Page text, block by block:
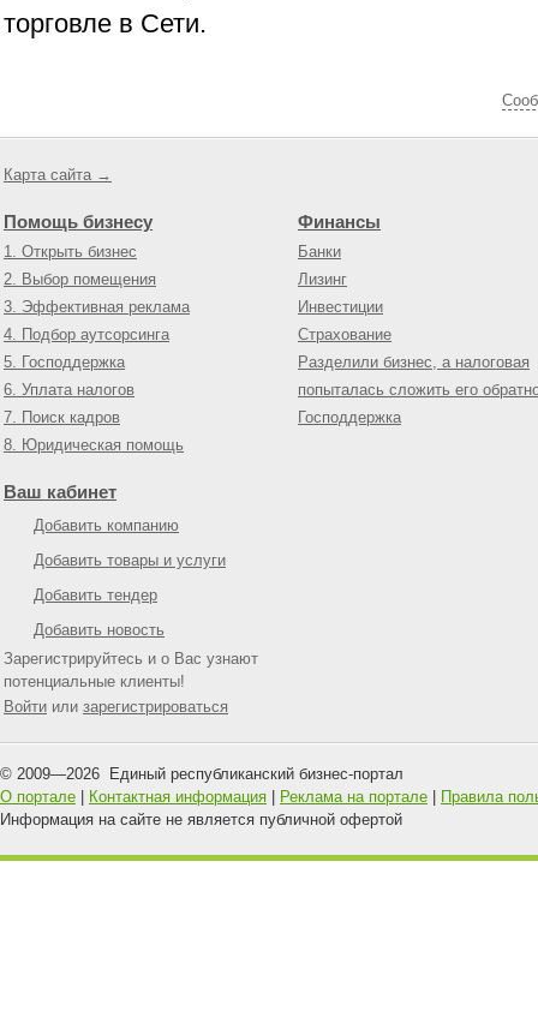
торговле в Сети.
Карта сайта →
Помощь бизнесу
1. Открыть бизнес
2. Выбор помещения
3. Эффективная реклама
4. Подбор аутсорсинга
5. Господдержка
6. Уплата налогов
7. Поиск кадров
8. Юридическая помощь
Финансы
Банки
Лизинг
Инвестиции
Страхование
Разделили бизнес, а налоговая
попыталась сложить его
Господдержка
Ваш кабинет
Добавить компанию
Добавить товары и услуги
Добавить тендер
Добавить новость
Зарегистрируйтесь и о Вас узнают
потенциальные клиенты!
Войти или зарегистрироваться
© 2009—2026 Единый республиканский бизнес-портал
О портале
Контактная информация Реклама на портале
Правила
Информация на сайте не является публичной офертой